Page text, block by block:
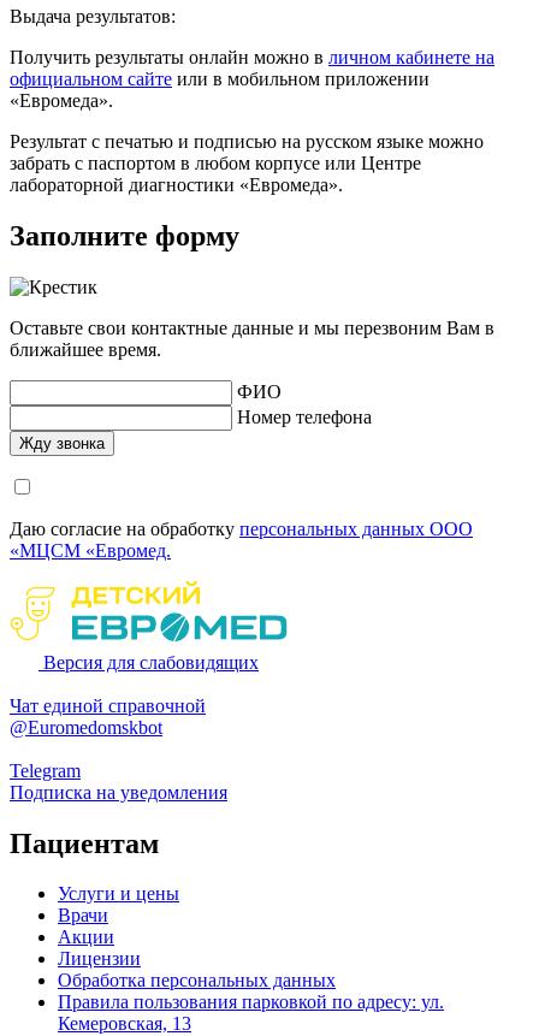
Выдача результатов:
Получить результаты онлайн можно в личном кабинете на
официальном сайте или в мобильном приложении
«Евромеда».
Результат с печатью и подписью на русском языке можно
забрать с паспортом в любом корпусе или Центре
лабораторной диагностики «Евромеда».
Заполните форму
Оставьте свои контактные данные и мы перезвоним Вам в
ближайшее время.
ФИО
Номер телефона
Даю согласие на обработку персональных данных ООО
«МЦСМ «Евромед.
Версия для слабовидящих
Чат единой справочной
@Euromedomskbot
Telegram
Подписка на уведомления
Пациентам
Услуги и цены
Врачи
Акции
Лицензии
Обработка персональных данных
Правила пользования парковкой по адресу: ул.
Кемеровская, 13